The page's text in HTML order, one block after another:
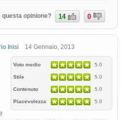
questa opinione? 14 0
Inisi 14 Gennaio, 2013
Voto medio 5.0
Stile 5.0
Contenuto 5.0
Piacevolezza 5.0